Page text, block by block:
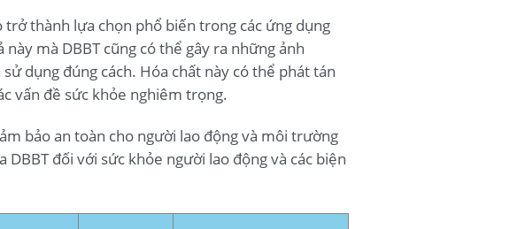
thành lựa chọn phổ biến trong các ứng dụng
mà DBBT cũng có thể gây ra những ảnh
dụng đúng cách. Hóa chất này có thể phát tán
vấn đề sức khỏe nghiêm trọng.
bảo an toàn cho người lao động và môi trường
đối với sức khỏe người lao động và các biện